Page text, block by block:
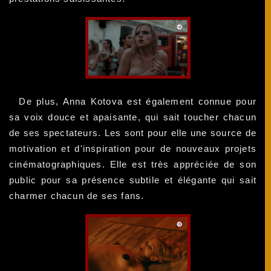
De plus, Anna Kotova est également connue pour
sa voix douce et apaisante, qui sait toucher chacun
de ses spectateurs. Les sont pour elle une source de
motivation et d'inspiration pour de nouveaux projets
cinématographiques. Elle est très appréciée de son
public pour sa présence subtile et élégante qui sait
charmer chacun de ses fans.